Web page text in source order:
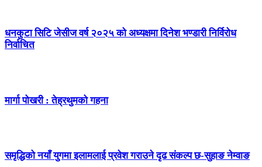
धनकुटा सिटि जेसीज वर्ष २०२५ को अध्यक्षमा दिनेश भण्डारी निर्विरोध
निर्वाचित
मार्गा पोखरी : तेह्रथुमको गहना
समृद्धिको नयाँ युगमा इलामलाई प्रवेश गराउने दृढ संकल्प छ-सुहाङ नेम्वाङ